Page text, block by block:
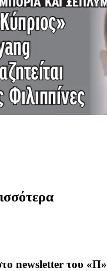
newsletter του «Π»